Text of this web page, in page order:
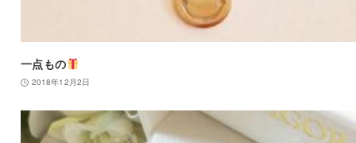
一点もの
2018年12月2日